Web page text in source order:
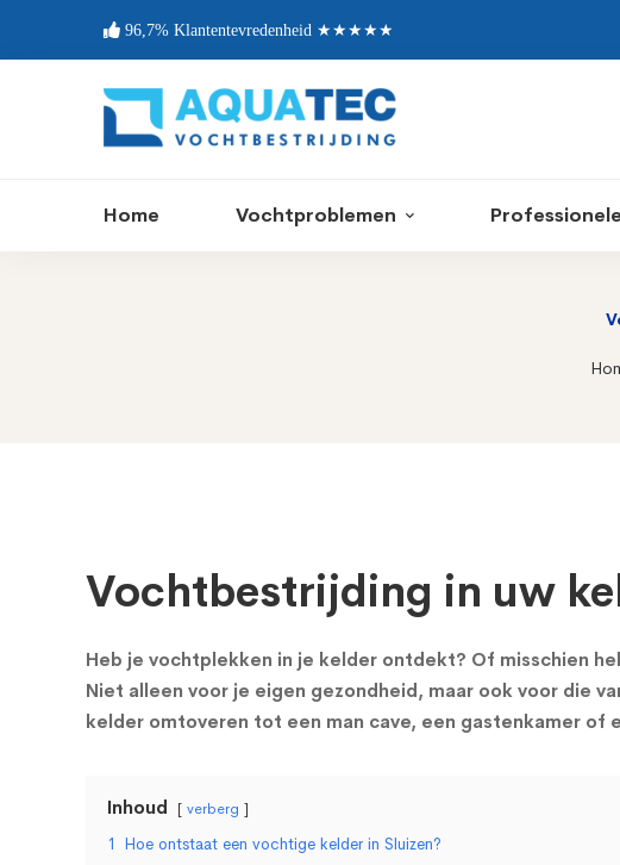
96,7% Klantentevredenheid ★★★★★
Home Vochtproblemen
Vochtbestrijding in uw
Heb je vochtplekken in je kelder ontdekt? Of misschien
Niet alleen voor je eigen gezondheid, maar ook voor die
kelder omtoveren tot een man cave, een gastenkamer of
Inhoud verberg
1 Hoe ontstaat een vochtige kelder in Sluizen?